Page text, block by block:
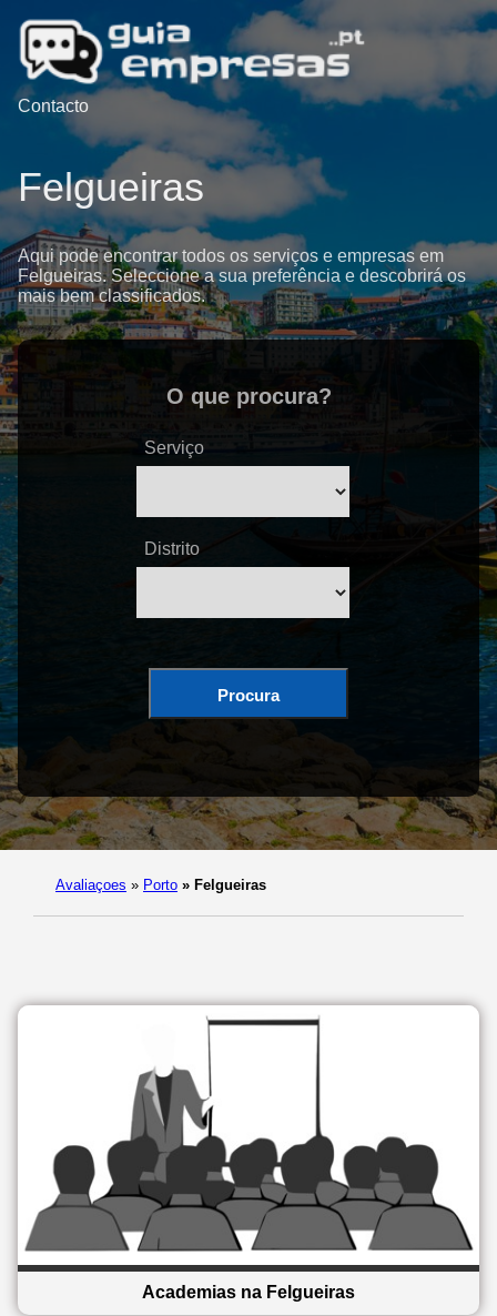
Contacto
Felgueiras
Aqui pode encontrar todos os serviços e empresas em
Felgueiras. Seleccione a sua preferência e descobrirá os
mais bem classificados.
O que procura?
Serviço
Distrito
Procura
Avaliaçoes » Porto » Felgueiras
Academias na Felgueiras